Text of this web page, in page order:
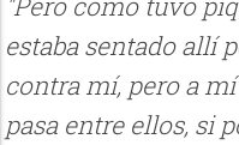
estaba sentado allí
contra mí, pero a
pasa entre ellos, si